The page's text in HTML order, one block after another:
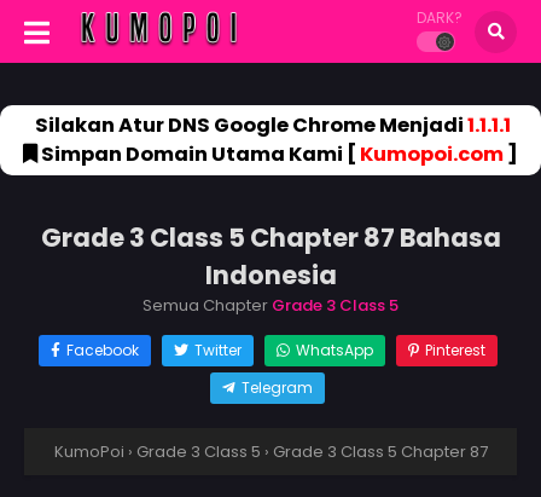
DARK?
Silakan Atur DNS Google Chrome Menjadi1.1.1.1
Simpan Domain Utama Kami [ Kumopoi.com]
Grade 3 Class 5 Chapter 87 Bahasa
Indonesia
Semua Chapter Grade 3 Class 5
Facebook Twitter WhatsApp
Pinterest
Telegram
KumoPoi › Grade 3 Class 5 › Grade 3 Class 5 Chapter 87